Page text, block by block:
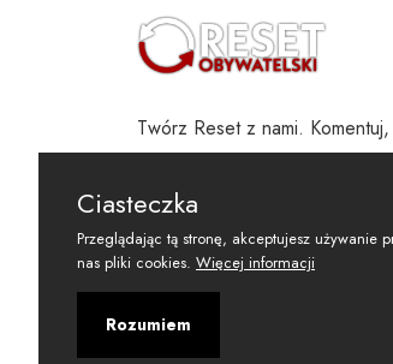
Twórz Reset z nami.
i wspieraj
Ciasteczka
Przeglądając tą stronę, akceptujesz używanie
nas pliki cookies. Więcej informacji
Rozumiem